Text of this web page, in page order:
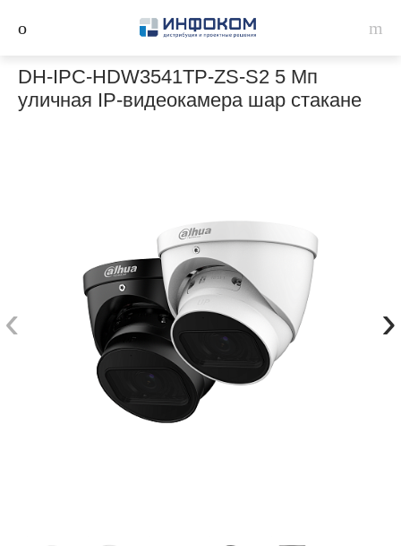
DH-IPC-HDW3541TP-ZS-S2 5 Мп
уличная IP-видеокамера шар стакане
‹ ›